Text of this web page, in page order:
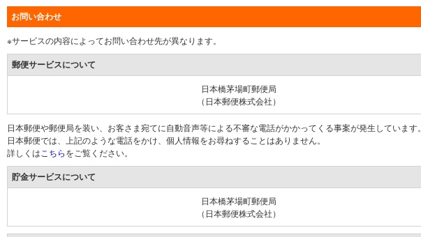
お問い合わせ
※サービスの内容によってお問い合わせ先が異なります。
郵便サービスについて
日本橋茅場町郵便局
（日本郵便株式会社）
日本郵便や郵便局を装い、お客さま宛てに自動音声等による不審な電話がかかってくる事案が発生しています。
日本郵便では、上記のような電話をかけ、個人情報をお尋ねすることはありません。
詳しくは こちらをご覧ください。
貯金サービスについて
日本橋茅場町郵便局
（日本郵便株式会社）